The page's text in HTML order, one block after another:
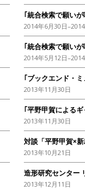
｢統合検索で願い
2014年6月30日
｢統合検索で願いが
2014年5月12日
｢ブックエンド・
2013年11月30日
｢平野甲賀による
2013年11月30日
対談「平野甲賀×新
2013年10月21日
造形研究センター
2013年12月11日